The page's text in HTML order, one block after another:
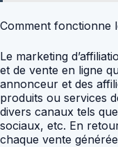
Comment fonctionne
Le marketing
et de vente en ligne
annonceur et des
produits ou services
divers canaux tels
sociaux, etc. En
chaque vente